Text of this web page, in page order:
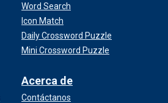
Word Search
Icon Match
Daily Crossword Puzzle
Mini Crossword Puzzle
Acerca de
Contáctanos